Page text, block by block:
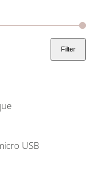
Filter
USB